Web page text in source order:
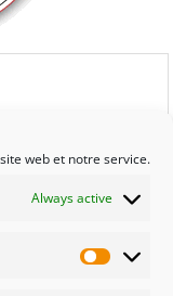
web et notre service.
Always active